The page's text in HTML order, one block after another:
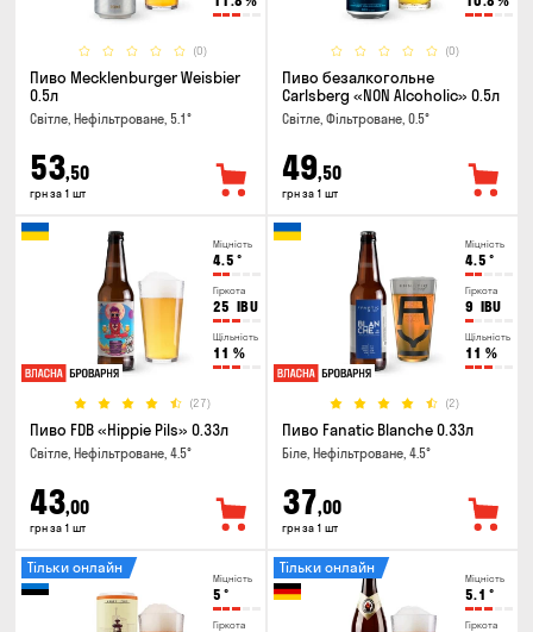
(0)
Пиво Mecklenburger Weisbier
0.5л
Світле, Нефільтроване, 5.1°
53,50
грн за 1 шт
(0)
Пиво безалкогольне
Carlsberg «NON Alcoholic» 0.5л
Світле, Фільтроване, 0.5°
49,50
грн за 1 шт
Міцність
4.5 °
Гіркота
25 IBU
Щільність
11 %
(27)
Пиво FDB «Hippie Pils» 0.33л
Світле, Нефільтроване, 4.5°
43,00
грн за 1 шт
Міцність
4.5 °
Гіркота
9 IBU
Щільність
11 %
(2)
Пиво Fanatic Blanche 0.33л
Біле, Нефільтроване, 4.5°
37,00
грн за 1 шт
Міцність
5 °
Гіркота
Тільки онлайн
Міцність
5.1 °
Гіркота
Тільки онлайн